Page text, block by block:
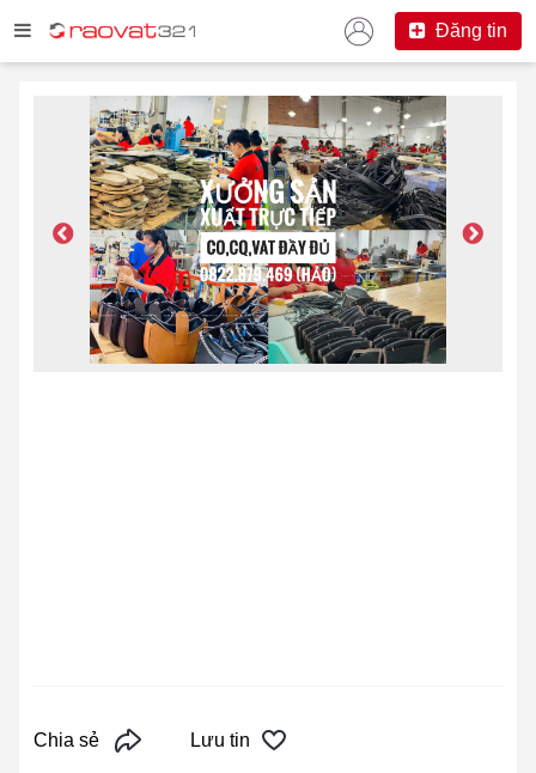
Đăng tin
Chia sẻ Lưu tin